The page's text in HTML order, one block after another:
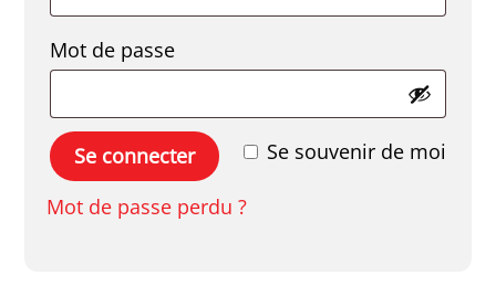
Mot de passe
Se souvenir de moi
Se connecter
Mot de passe perdu ?